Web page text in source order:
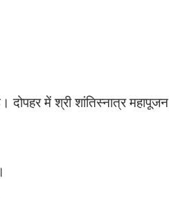
दोपहर में श्री शांतिस्नात्र महापूजन